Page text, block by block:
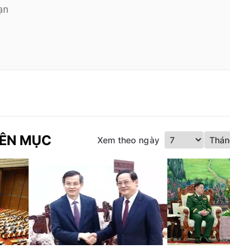
MỤC Xem theo ngày